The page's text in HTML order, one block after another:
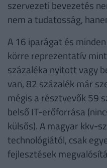
szervezeti bevezetés
nem a tudatosság,
A 16 iparágat és
körre reprezentatív
százaléka nyitott vagy
van, 82 százalék már
mégis a résztvevők 59
belső IT-erőforrása
külsős). A magyar kkv-
technológiától, csak
fejlesztések